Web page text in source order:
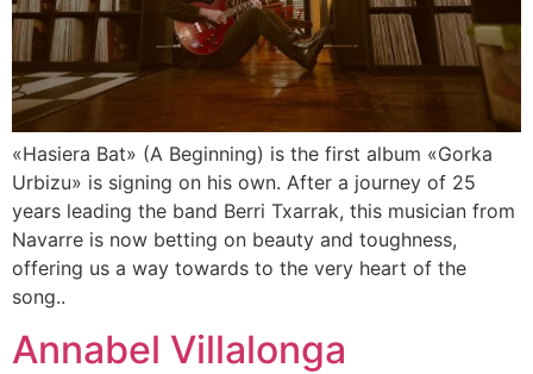
«Hasiera Bat» (A Beginning) is the first album «Gorka
Urbizu» is signing on his own. After a journey of 25
years leading the band Berri Txarrak, this musician from
Navarre is now betting on beauty and toughness,
offering us a way towards to the very heart of the
song..
Annabel Villalonga